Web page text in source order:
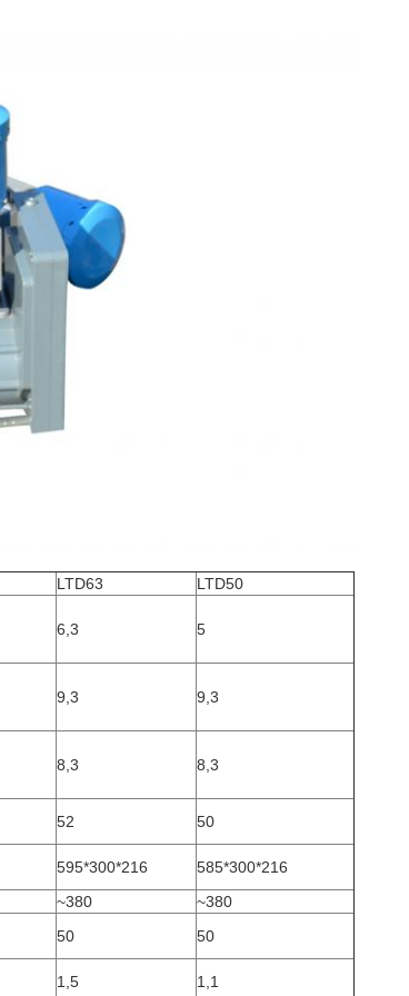
LTD63
LTD50
6,3 5
9,3 9,3
8,3 8,3
52
50
595*300*216
585*300*216
~380
~380
50
50
1,5 1,1